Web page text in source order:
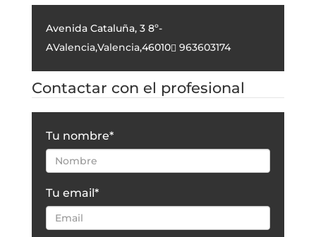
Avenida Cataluña, 3 8º-
AValencia,Valencia,46010 963603174
Contactar con el profesional
Tu nombre*
Tu email*